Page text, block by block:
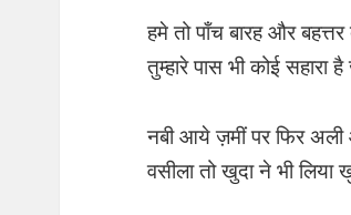
हमे तो पाँच बारह और
तुम्हारे पास भी कोई सहारा
नबी आये ज़मीं पर फिर अली
वसीला तो खुदा ने भी लिया